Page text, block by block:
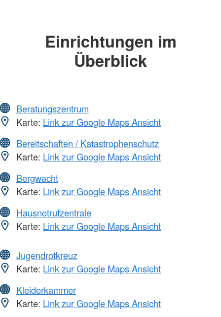
Einrichtungen im
Überblick
Beratungszentrum
Karte: Link zur Google Maps Ansicht
Bereitschaften / Katastrophenschutz
Karte: Link zur Google Maps Ansicht
Bergwacht
Karte: Link zur Google Maps Ansicht
Hausnotrufzentrale
Karte: Link zur Google Maps Ansicht
Jugendrotkreuz
Karte: Link zur Google Maps Ansicht
Kleiderkammer
Karte: Link zur Google Maps Ansicht